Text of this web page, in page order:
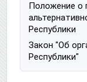
Положение о
Республики
Закон "Об
Республики"